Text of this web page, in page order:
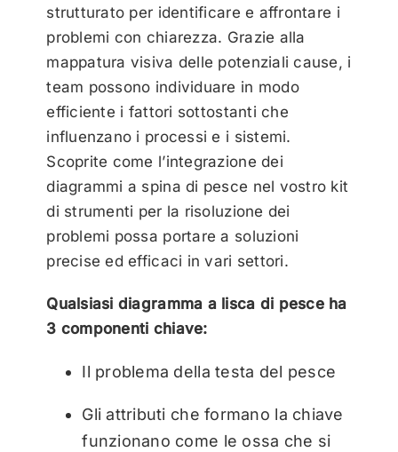
strutturato per identificare e affrontare i
problemi con chiarezza. Grazie alla
mappatura visiva delle potenziali cause, i
team possono individuare in modo
efficiente i fattori sottostanti che
influenzano i processi e i sistemi.
Scoprite come l’integrazione dei
diagrammi a spina di pesce nel vostro kit
di strumenti per la risoluzione dei
problemi possa portare a soluzioni
precise ed efficaci in vari settori.
Qualsiasi diagramma a lisca di pesce ha
3 componenti chiave:
Il problema della testa del pesce
Gli attributi che formano la chiave
funzionano come le ossa che si